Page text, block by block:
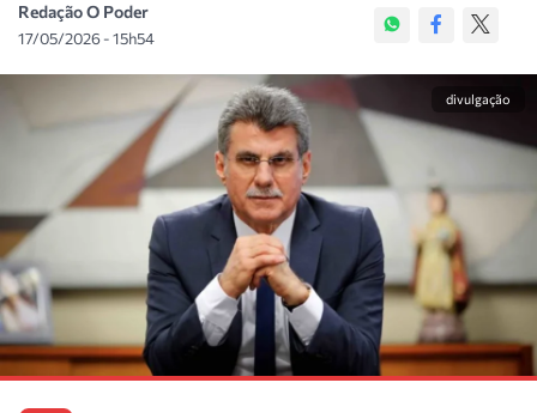
Redação O Poder
17/05/2026 - 15h54
divulgação